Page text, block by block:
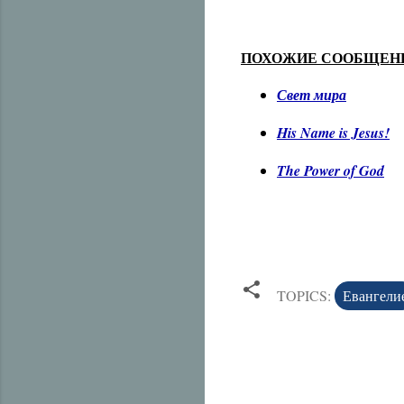
ПОХОЖИЕ
Свет мира
His Name is Jesus!
The Power of God
TOPICS: